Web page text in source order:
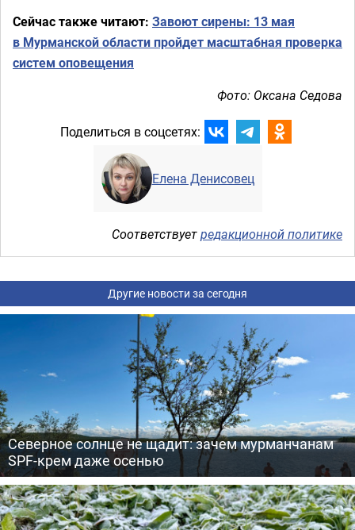
Сейчас также читают: Завоют сирены: 13 мая
в Мурманской области пройдет масштабная проверка
систем оповещения
Фото: Оксана Седова
Поделиться в соцсетях:
Елена Денисовец
Соответствуетредакционной политике
Другие новости за сегодня
Северное солнце не щадит: зачем мурманчанам
SPF-крем даже осенью